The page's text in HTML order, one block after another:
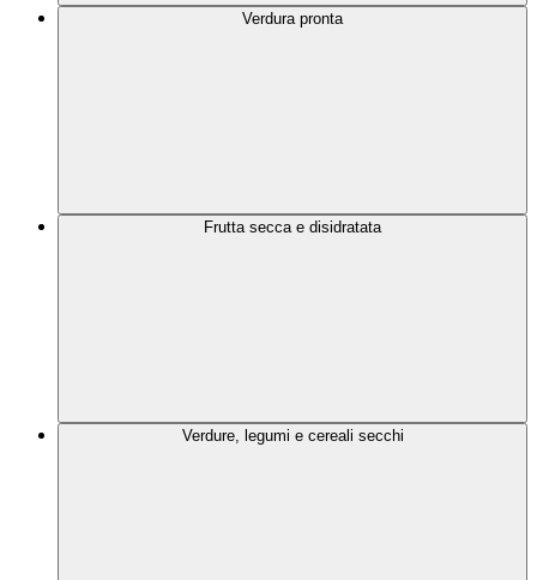
Verdura pronta
Frutta secca e disidratata
Verdure, legumi e cereali secchi